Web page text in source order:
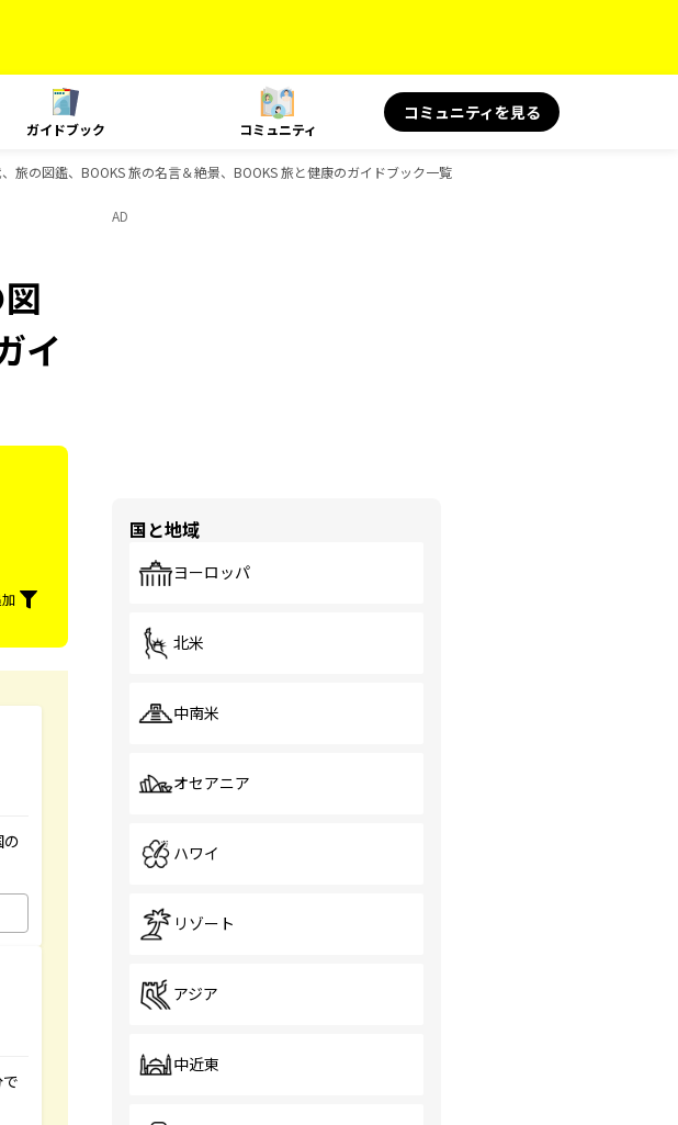
ガイドブック コミュニティ
コミュニティを見る
の図鑑、BOOKS 旅の名言＆絶景、BOOKS 旅と健康のガイドブック一覧
イ
AD
国と地域
ヨーロッパ
北米
中南米
オセアニア
ハワイ
リゾート
アジア
中近東